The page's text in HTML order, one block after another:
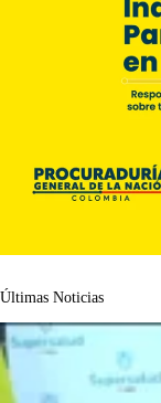
Últimas Noticias